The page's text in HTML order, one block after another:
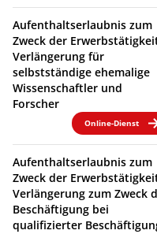
Aufenthaltserlaubnis zum
Zweck der
Verlängerung für
selbstständige ehemalige
Wissenschaftler und
Forscher
Online-Dienst
Aufenthaltserlaubnis zum
Zweck der
Verlängerung zum Zweck
Beschäftigung bei
qualifizierter